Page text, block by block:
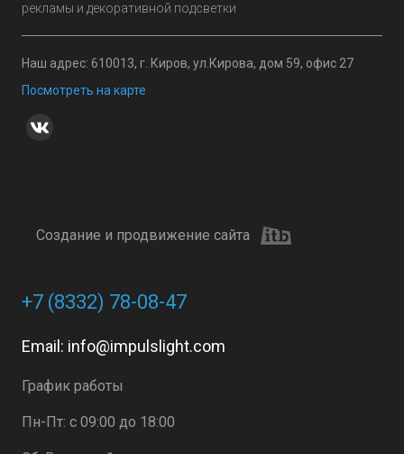
рекламы и декоративной подсветки
Наш адрес: 610013, г. Киров, ул.Кирова, дом 59, офис 27
Посмотреть на карте
Создание и продвижение сайта
+7 (8332) 78-08-47
Email: info@impulslight.com
График работы
Пн-Пт: с 09:00 до 18:00